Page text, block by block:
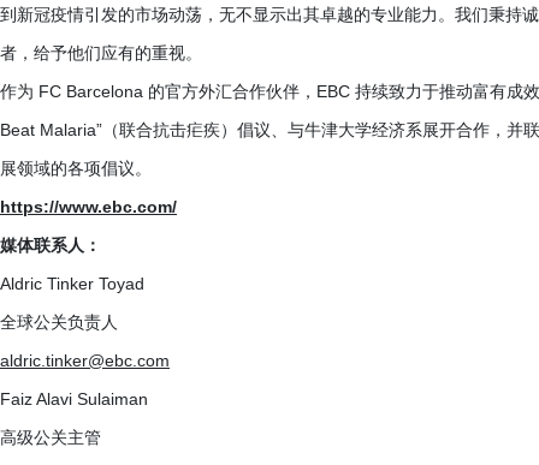
到新冠疫情引发的市场动荡，无不显示出其卓越的专业能力。我们秉持
者，给予他们应有的重视。
作为 FC Barcelona 的官方外汇合作伙伴，EBC 持续致力于推动富有成
Beat Malaria”（联合抗击疟疾）倡议、与牛津大学经济系展开合作，
展领域的各项倡议。
https://www.ebc.com/
媒体联系人：
Aldric Tinker Toyad
全球公关负责人
aldric.tinker@ebc.com
Faiz Alavi Sulaiman
高级公关主管